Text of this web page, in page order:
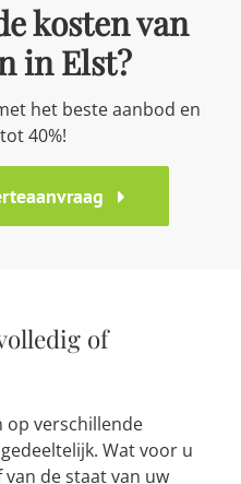
kosten van
in Elst?
het beste aanbod en
40%!
of
op verschillende
Wat voor u
van de staat van uw